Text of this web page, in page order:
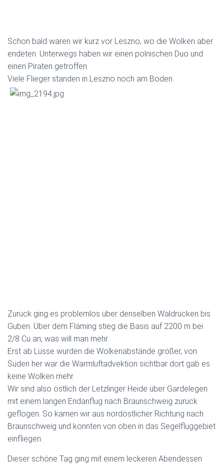
Schon bald waren wir kurz vor Leszno, wo die Wolken aber
endeten. Unterwegs haben wir einen polnischen Duo und
einen Piraten getroffen.
Viele Flieger standen in Leszno noch am Boden.
Zurück ging es problemlos über denselben Waldrücken bis
Guben. Über dem Fläming stieg die Basis auf 2200 m bei
2/8 Cu an, was will man mehr.
Erst ab Lüsse wurden die Wolkenabstände größer, von
Süden her war die Warmluftadvektion sichtbar dort gab es
keine Wolken mehr.
Wir sind also östlich der Letzlinger Heide über Gardelegen
mit einem langen Endanflug nach Braunschweig zurück
geflogen. So kamen wir aus nordöstlicher Richtung nach
Braunschweig und konnten von oben in das Segelfluggebiet
einfliegen.
Dieser schöne Tag ging mit einem leckeren Abendessen